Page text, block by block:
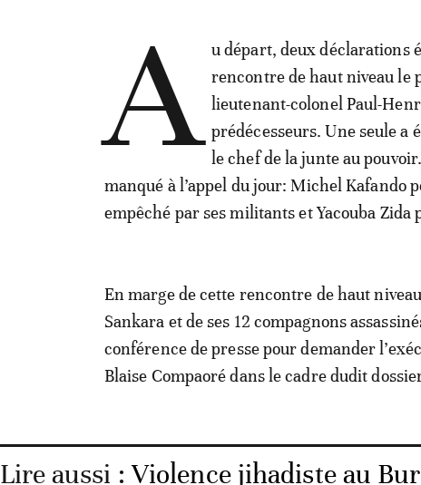
A u départ, deux déclarations
rencontre de haut niveau le
lieutenant-colonel Paul-
prédécesseurs. Une seule
le chef de la junte au
manqué à l’appel du jour: Michel Kafando
empêché par ses militants et Yacouba
En marge de cette rencontre de haut
Sankara et de ses 12 compagnons
conférence de presse pour demander
Blaise Compaoré dans le cadre dudit
Lire aussi :Violence jihadiste au